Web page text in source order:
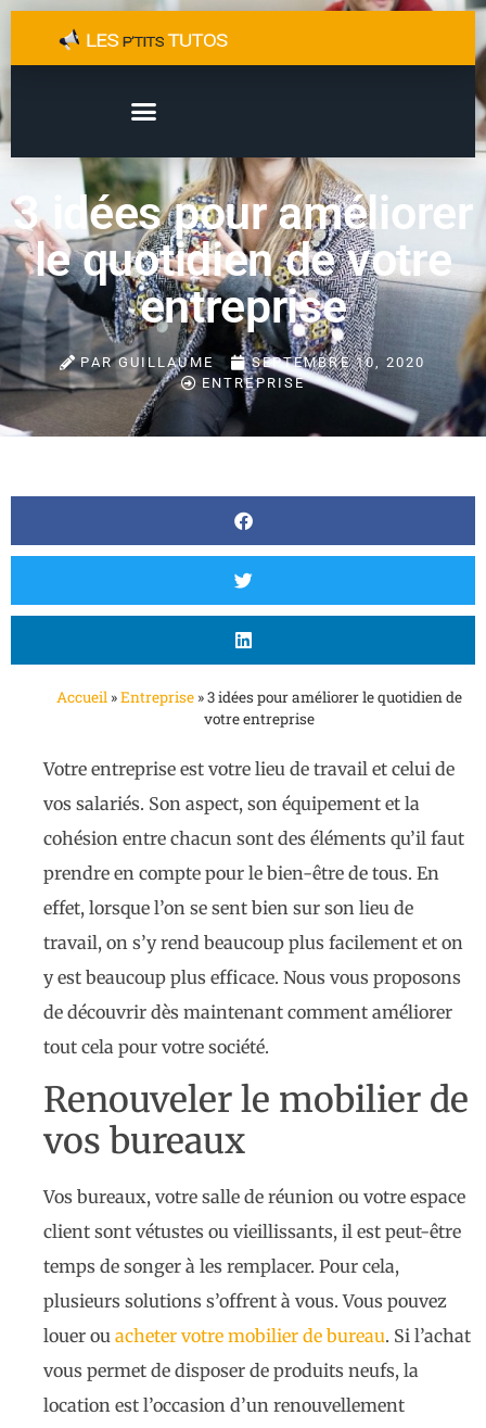
3 idées pour améliorer
le quotidien de votre
entreprise
PARGUILLAUME
SEPTEMBRE 10, 2020
ENTREPRISE
Accueil »Entreprise »3 idées pour améliorer le quotidien de
votre entreprise
Votre entreprise est votre lieu de travail et celui de
vos salariés. Son aspect, son équipement et la
cohésion entre chacun sont des éléments qu’il faut
prendre en compte pour le bien-être de tous. En
effet, lorsque l’on se sent bien sur son lieu de
travail, on s’y rend beaucoup plus facilement et on
y est beaucoup plus efficace. Nous vous proposons
de découvrir dès maintenant comment améliorer
tout cela pour votre société.
Renouveler le mobilier de
vos bureaux
Vos bureaux, votre salle de réunion ou votre espace
client sont vétustes ou vieillissants, il est peut-être
temps de songer à les remplacer. Pour cela,
plusieurs solutions s’offrent à vous. Vous pouvez
louer ou acheter votre mobilier de bureau. Si l’achat
vous permet de disposer de produits neufs, la
location est l’occasion d’un renouvellement